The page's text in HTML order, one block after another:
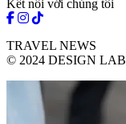
Kết nối với chúng tôi
TRAVEL NEWS
© 2024 DESIGN LAB